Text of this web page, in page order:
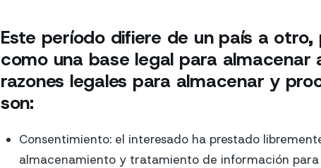
Este período difiere de un país a
como una base legal para almacenar
razones legales para almacenar y
son:
Consentimiento: el interesado ha prestado
almacenamiento y tratamiento de información